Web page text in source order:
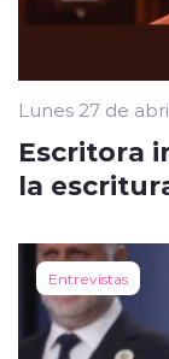
Lunes 27 de
Escritora
la
Entrevistas